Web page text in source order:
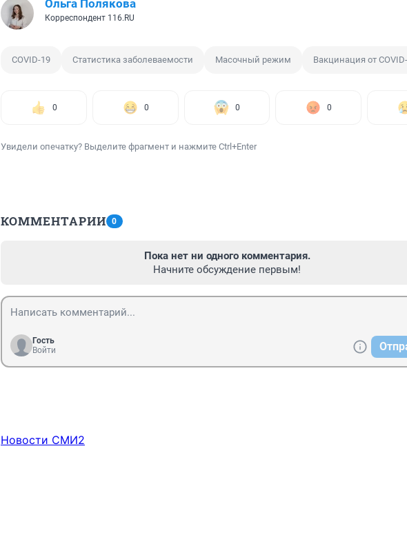
Ольга Полякова
Корреспондент 116.RU
COVID-19 Статистика заболеваемости Масочный режим Вакцинация от
0 0 0 0
Увидели опечатку? Выделите фрагмент и нажмите Ctrl+Enter
КОММЕНТАРИИ 0
Пока нет ни одного комментария.
Начните обсуждение первым!
Гость
Войти
Новости СМИ2